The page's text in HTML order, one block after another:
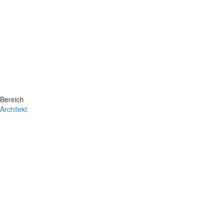
Bereich
Architekt